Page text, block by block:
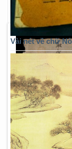
Vài nét về chữ